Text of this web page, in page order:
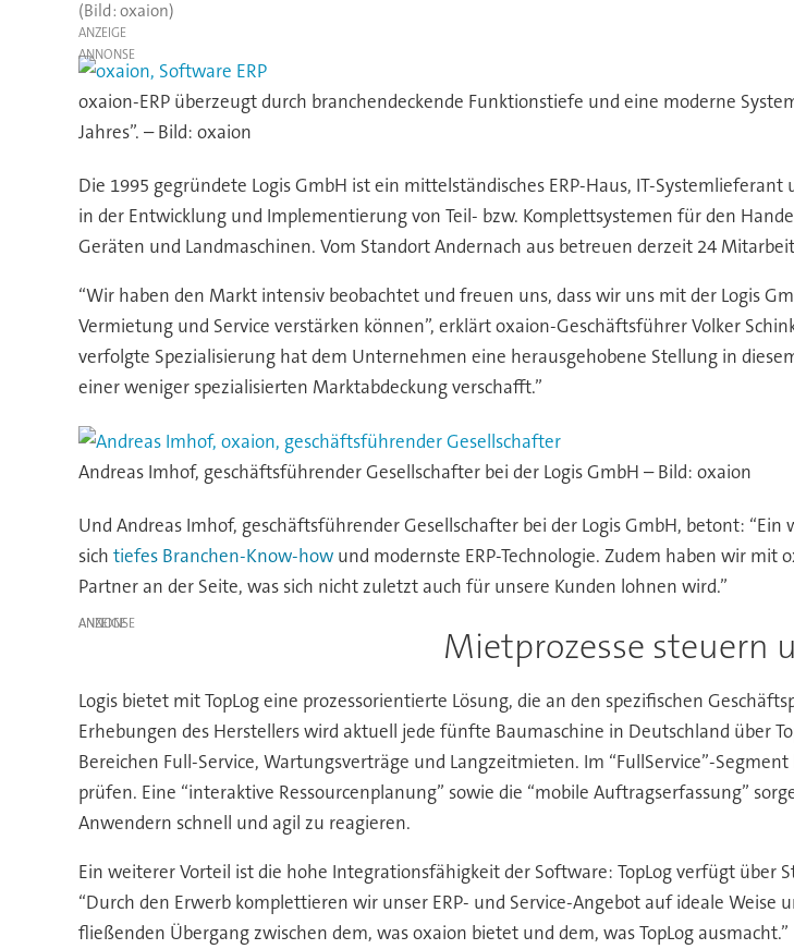
(Bild: oxaion)
ANZEIGE
oxaion-ERP überzeugt durch branchendeckende Funktionstiefe und eine moderne
Jahres”. – Bild: oxaion
Die 1995 gegründete Logis GmbH ist ein mittelständisches ERP-Haus, IT-
in der Entwicklung und Implementierung von Teil- bzw. Komplettsystemen für den
Geräten und Landmaschinen. Vom Standort Andernach aus betreuen derzeit 24
“Wir haben den Markt intensiv beobachtet und freuen uns, dass wir uns mit der Logis
Vermietung und Service verstärken können”, erklärt oxaion-Geschäftsführer Volker
verfolgte Spezialisierung hat dem Unternehmen eine herausgehobene Stellung in
einer weniger spezialisierten Marktabdeckung verschafft.”
Andreas Imhof, geschäftsführender Gesellschafter bei der Logis GmbH – Bild: oxaion
Und Andreas Imhof, geschäftsführender Gesellschafter bei der Logis GmbH, betont:
sich tiefes Branchen-Know-howund modernste ERP-Technologie. Zudem haben wir
Partner an der Seite, was sich nicht zuletzt auch für unsere Kunden lohnen wird.”
ANZEIGE Mietprozesse steuern
Logis bietet mit TopLog eine prozessorientierte Lösung, die an den spezifischen
Erhebungen des Herstellers wird aktuell jede fünfte Baumaschine in Deutschland über
Bereichen Full-Service, Wartungsverträge und Langzeitmieten. Im “FullService”-
prüfen. Eine “interaktive Ressourcenplanung” sowie die “mobile Auftragserfassung”
Anwendern schnell und agil zu reagieren.
Ein weiterer Vorteil ist die hohe Integrationsfähigkeit der Software: TopLog verfügt
“Durch den Erwerb komplettieren wir unser ERP- und Service-Angebot auf ideale
fließenden Übergang zwischen dem, was oxaion bietet und dem, was TopLog ausmacht.”